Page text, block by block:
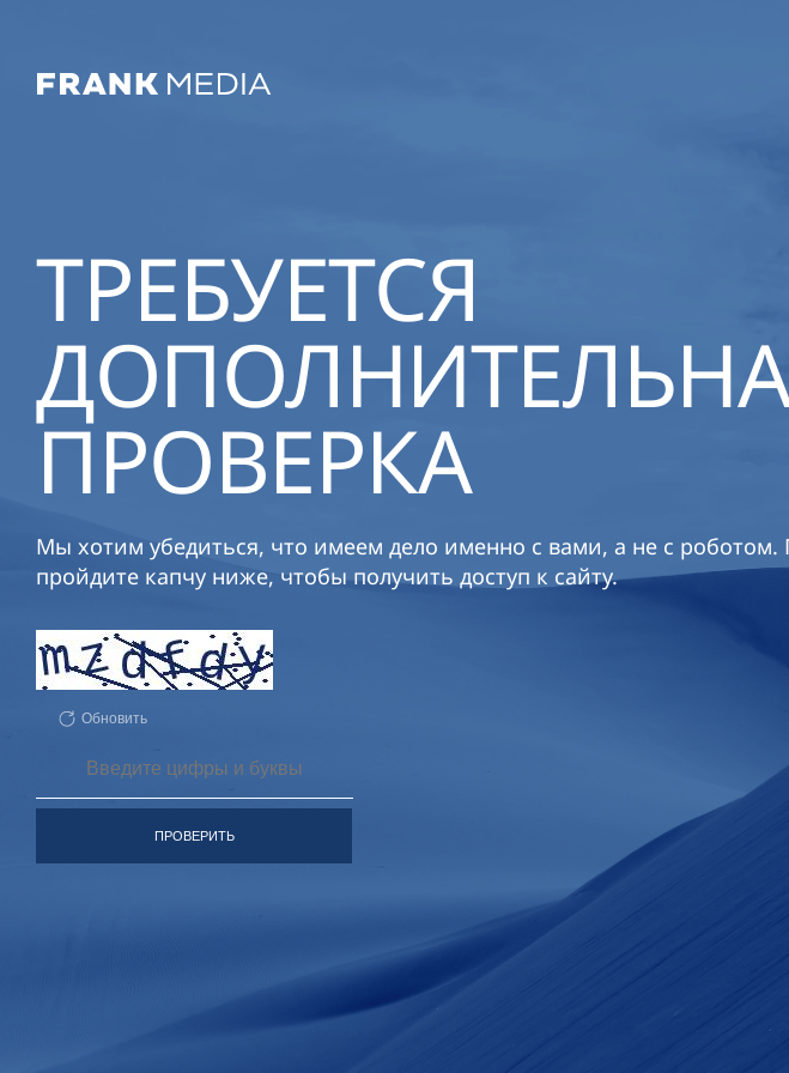
ТРЕБУЕТСЯ
ПРОВЕРКА
Мы хотим убедиться, что имеем дело именно с вами, а не с роботом.
пройдите капчу ниже, чтобы получить доступ к сайту.
Обновить
ПРОВЕРИТЬ